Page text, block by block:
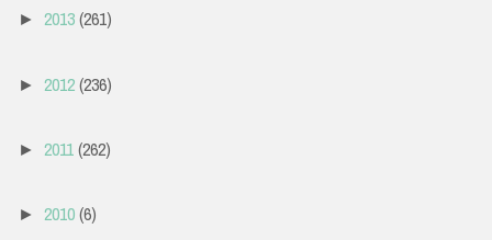
► 2013(261)
► 2012(236)
► 2011(262)
► 2010(6)